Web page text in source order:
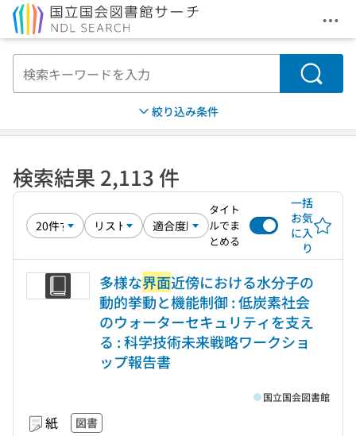
メ
検索
絞り込み条件
検索結果 2,113 件
タイト
ルでま
とめる
一括
お気
に入
り
多様な界面近傍における水分子の
動的挙動と機能制御 : 低炭素社会
のウォーターセキュリティを支え
る : 科学技術未来戦略ワークショ
ップ報告書
紙 図書
国立国会図書館